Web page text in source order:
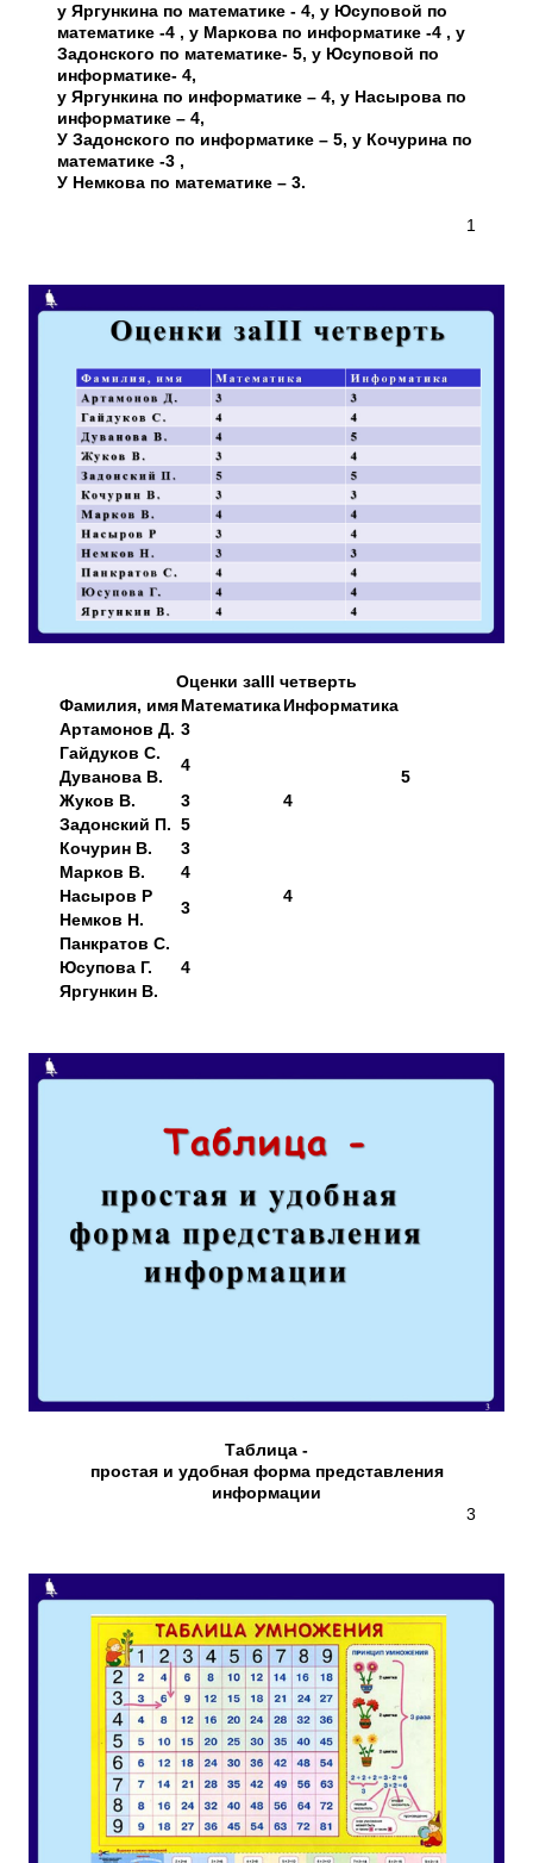
у Яргункина по математике - 4, у Юсуповой по
математике -4 , у Маркова по информатике -4 , у
Задонского по математике- 5, у Юсуповой по
информатике- 4,
у Яргункина по информатике – 4, у Насырова по
информатике – 4,
У Задонского по информатике – 5, у Кочурина по
математике -3 ,
У Немкова по математике – 3.
1
Оценки заIII четверть
Фамилия, имя Математика Информатика
Артамонов Д. 3
Гайдуков С.
4
Дуванова В.
5
Жуков В.
3
4
Задонский П. 5
Кочурин В.
3
Марков В.
4
Насыров Р
3
4
Немков Н.
Панкратов С.
4
Юсупова Г.
Яргункин В.
Таблица -
простая и удобная форма представления
информации
3